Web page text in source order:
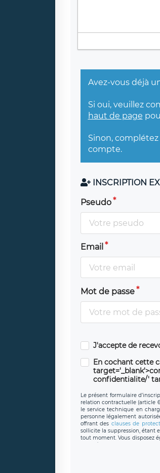
Avez-vous déjà
Si oui, veuillez
haut de page
Sinon,
compte.
INSCRIPTION
Pseudo
Email
Mot de passe
J'accepte de
En cochant cette
confidentialite/'
Le présent formulaire
relation contractuelle (article
le service technique en
personne légalement
offrant des clauses de
sollicite la suppression, étant
tout moment. Vous disposez
caractère personnel, ainsi
protection des données de
joignable à l’adresse mail :